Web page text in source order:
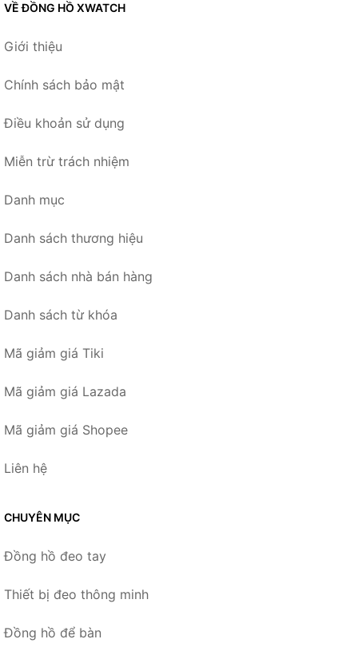
VỀ ĐỒNG HỒ XWATCH
Giới thiệu
Chính sách bảo mật
Điều khoản sử dụng
Miễn trừ trách nhiệm
Danh mục
Danh sách thương hiệu
Danh sách nhà bán hàng
Danh sách từ khóa
Mã giảm giá Tiki
Mã giảm giá Lazada
Mã giảm giá Shopee
Liên hệ
CHUYÊN MỤC
Đồng hồ đeo tay
Thiết bị đeo thông minh
Đồng hồ để bàn